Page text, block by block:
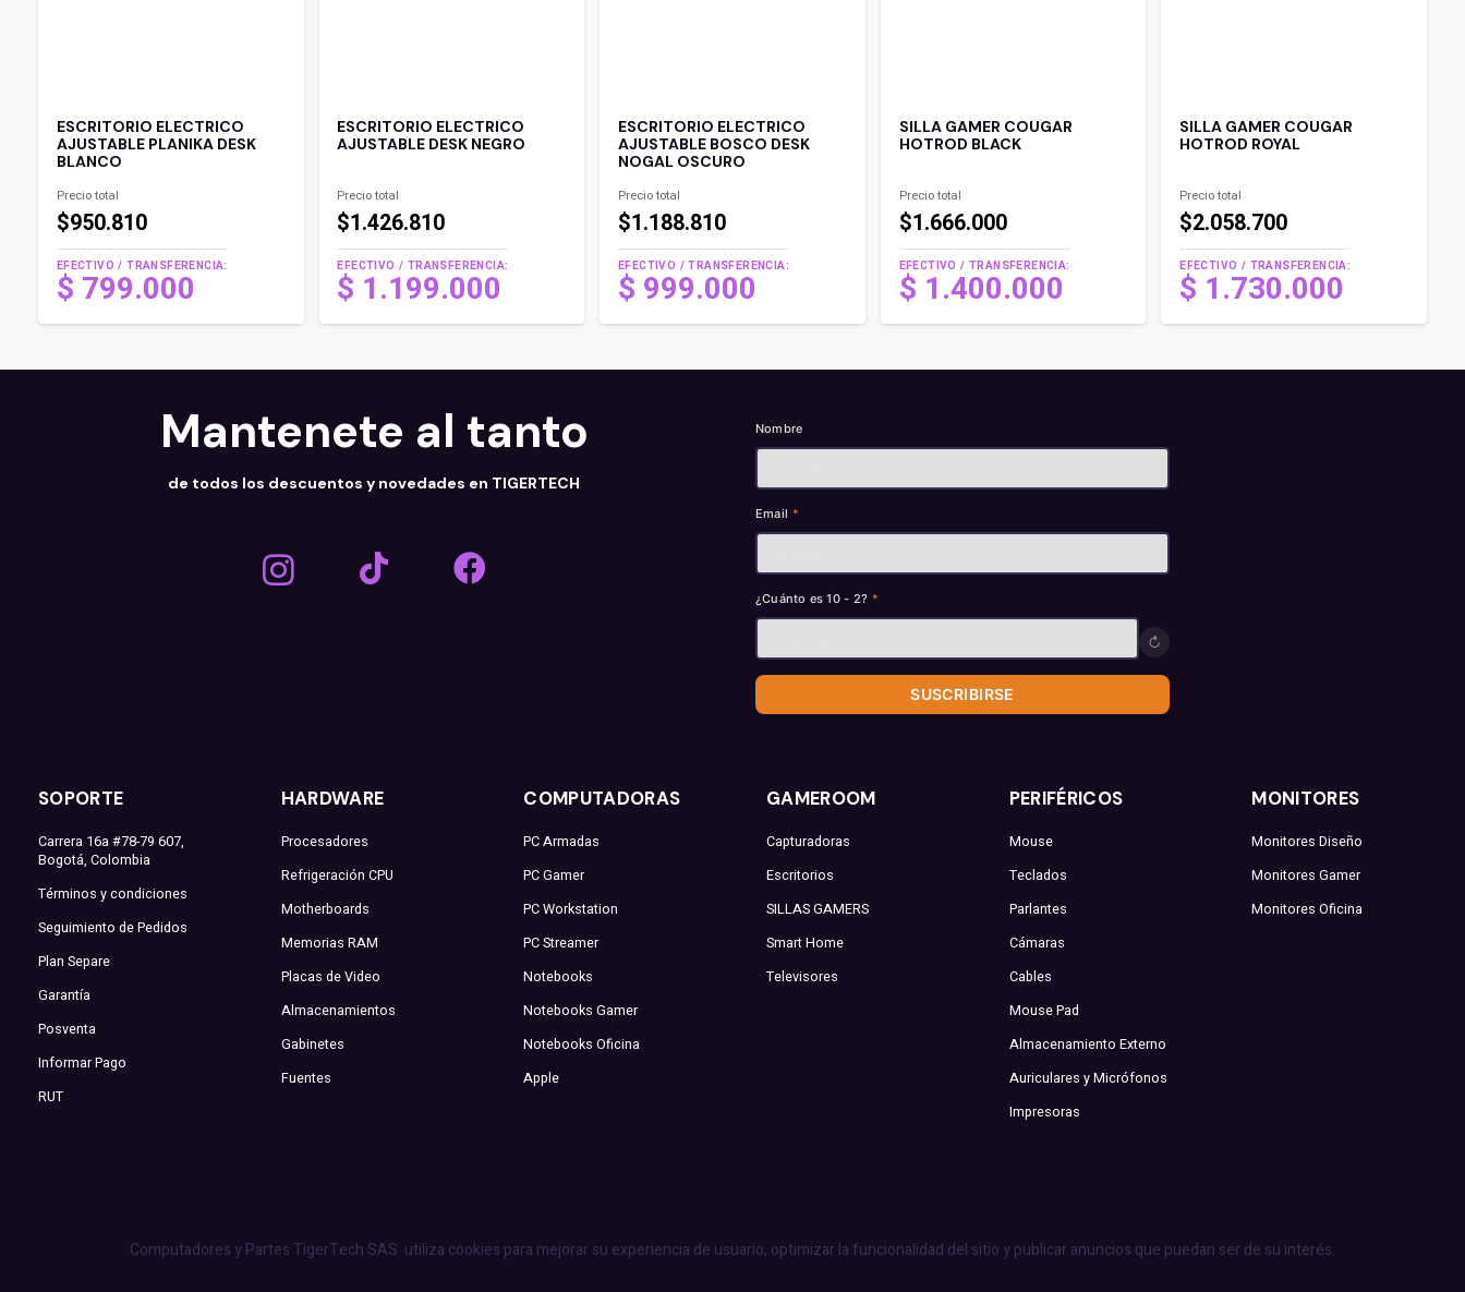
ESCRITORIO ELECTRICO
AJUSTABLE PLANIKA DESK
BLANCO
Precio total
$950.810
EFECTIVO / TRANSFERENCIA:
$ 799.000
ESCRITORIO ELECTRICO
AJUSTABLE DESK NEGRO
Precio total
$1.426.810
EFECTIVO / TRANSFERENCIA:
$ 1.199.000
ESCRITORIO ELECTRICO
AJUSTABLE BOSCO DESK
NOGAL OSCURO
Precio total
$1.188.810
EFECTIVO / TRANSFERENCIA:
$ 999.000
SILLA GAMER COUGAR
HOTROD BLACK
Precio total
$1.666.000
EFECTIVO / TRANSFERENCIA:
$ 1.400.000
SILLA GAMER COUGAR
HOTROD ROYAL
Precio total
$2.058.700
EFECTIVO / TRANSFERENCIA:
$ 1.730.000
Mantenete al tanto
de todos los descuentos y novedades en TIGERTECH
Nombre
Email *
¿Cuánto es 10 - 2? *
↻
SUSCRIBIRSE
SOPORTE
Carrera 16a #78-79 607,
Bogotá, Colombia
Términos y condiciones
Seguimiento de Pedidos
Plan Separe
Garantía
Posventa
Informar Pago
RUT
HARDWARE
Procesadores
Refrigeración CPU
Motherboards
Memorias RAM
Placas de Video
Almacenamientos
Gabinetes
Fuentes
COMPUTADORAS
PC Armadas
PC Gamer
PC Workstation
PC Streamer
Notebooks
Notebooks Gamer
Notebooks Oficina
Apple
GAMEROOM
Capturadoras
Escritorios
SILLAS GAMERS
Smart Home
Televisores
PERIFÉRICOS
Mouse
Teclados
Parlantes
Cámaras
Cables
Mouse Pad
Almacenamiento Externo
Auriculares y Micrófonos
Impresoras
MONITORES
Monitores Diseño
Monitores Gamer
Monitores Oficina
Computadores y Partes TigerTech SAS utiliza cookies para mejorar su experiencia de usuario, optimizar la funcionalidad del sitio y publicar anuncios que puedan ser de su interés.